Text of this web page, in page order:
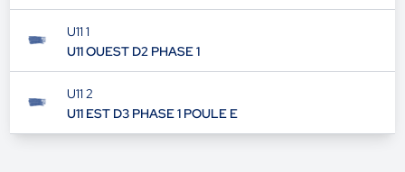
U11 1
U11 OUEST D2 PHASE 1
U11 2
U11 EST D3 PHASE 1 POULE E